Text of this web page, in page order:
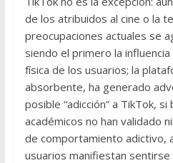
de los atribuidos al cine o la
preocupaciones actuales se
siendo el primero la
física de los usuarios; la
absorbente, ha generado
posible “adicción” a TikTok,
académicos no han validado
de comportamiento adictivo,
usuarios manifiestan